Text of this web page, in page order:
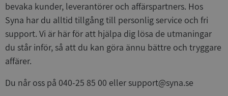
bevaka kunder, leverantörer och affärspartners. Hos
Syna har du alltid tillgång till personlig service och fri
support. Vi är här för att hjälpa dig lösa de utmaningar
du står inför, så att du kan göra ännu bättre och tryggare
affärer.
Du når oss på 040-25 85 00 eller support@syna.se